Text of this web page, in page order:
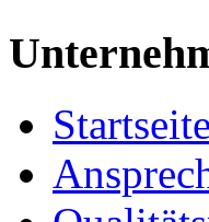
Startseite